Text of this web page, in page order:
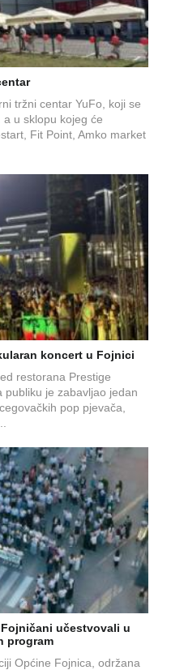
tržni centar YuFo, koji se
u sklopu kojeg će
Fit Point, Amko market
koncert u Fojnici
restorana Prestige
je zabavljao jedan
pop pjevača,
učestvovali u
program
Općine Fojnica, održana